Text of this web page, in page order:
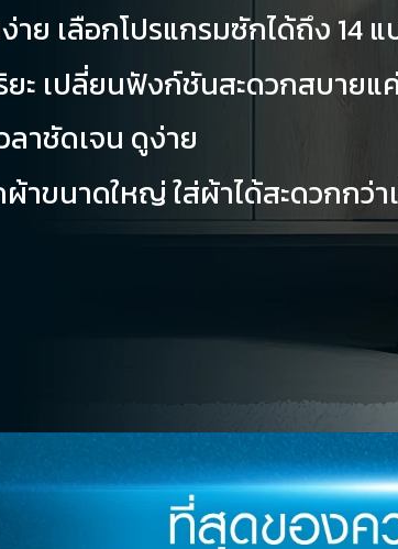
ย เลือกโปรแกรมซักได้ถึง 14 แ
ะ เปลี่ยนฟังก์ชันสะดวกสบายแ
าชัดเจน ดูง่าย
าขนาดใหญ่ ใส่ผ้าได้สะดวกกว่า